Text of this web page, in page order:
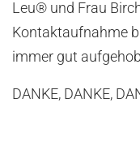
Leu® und Frau
Kontaktaufnahme
immer gut
DANKE, DANKE,